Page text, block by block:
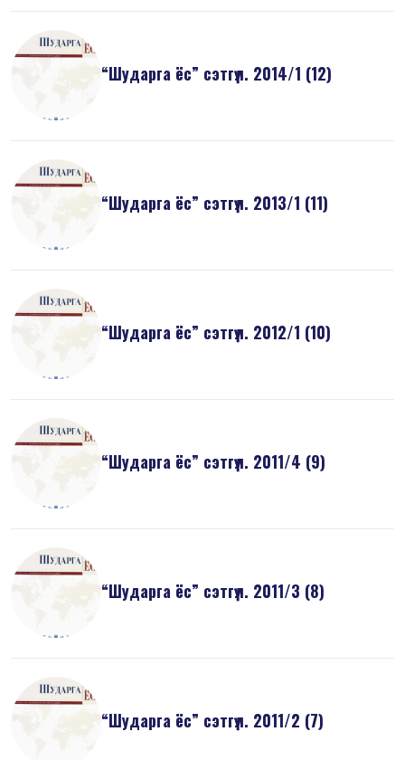
“Шударга ёс” сэтгүүл. 2014/1 (12)
“Шударга ёс” сэтгүүл. 2013/1 (11)
“Шударга ёс” сэтгүүл. 2012/1 (10)
“Шударга ёс” сэтгүүл. 2011/4 (9)
“Шударга ёс” сэтгүүл. 2011/3 (8)
“Шударга ёс” сэтгүүл. 2011/2 (7)